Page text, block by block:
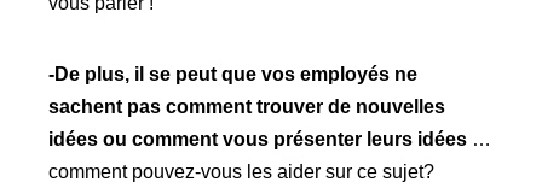
-De plus, il se peut que vos employés ne
sachent pas comment trouver de nouvelles
idées ou comment vous présenter leurs idées …
comment pouvez-vous les aider sur ce sujet?